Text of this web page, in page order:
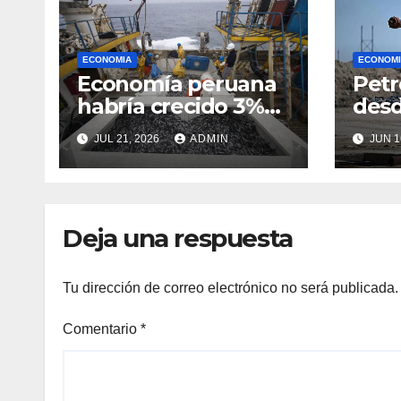
ECONOMIA
Economía peruana
habría crecido 3%
en el segundo
trimestre
JUL 21, 2026 ADMIN
que
JUN
Deja una respuesta
Tu dirección de correo electrónico no será publicada.
Comentario *